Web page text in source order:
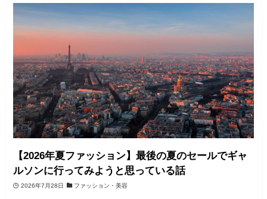
【2026年夏ファッション】最後の夏のセールでギャ
ルソンに行ってみようと思っている話
2026年7月28日 ファッション・美容